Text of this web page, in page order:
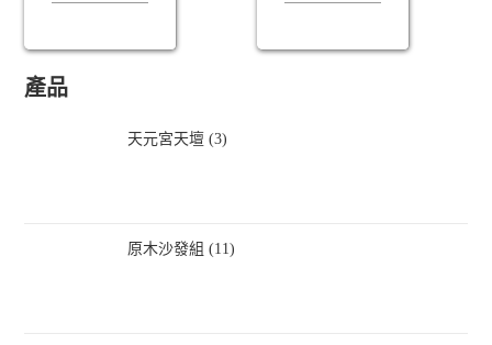
產品
天元宮天壇 (3)
原木沙發組 (11)